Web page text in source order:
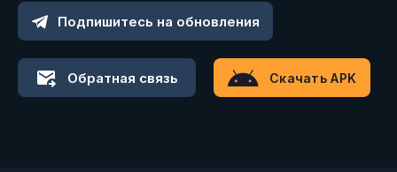
Подпишитесь на обновления
Обратная связь Скачать APK